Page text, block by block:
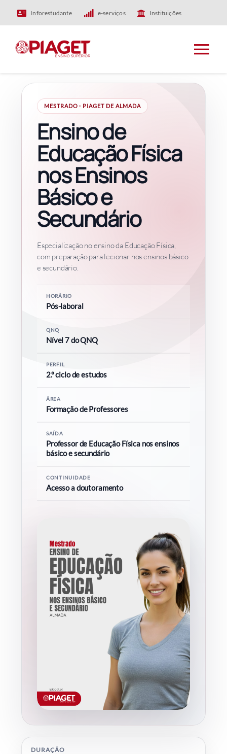
Inforestudante e-serviços Instituições
HOME
INVESTIGAÇÃO
INTERNACIONAL
COMUNIDADE ACADÉMICA
MESTRADO · PIAGET DE ALMADA
Ensino de
Educação Física
nos Ensinos
Básico e
Secundário
Especialização no ensino da Educação Física,
com preparação para lecionar nos ensinos básico
e secundário.
HORÁRIO
Pós-laboral
QNQ
Nível 7 do QNQ
PERFIL
2.º ciclo de estudos
ÁREA
Formação de Professores
SAÍDA
Professor de Educação Física nos ensinos
básico e secundário
CONTINUIDADE
Acesso a doutoramento
DURAÇÃO